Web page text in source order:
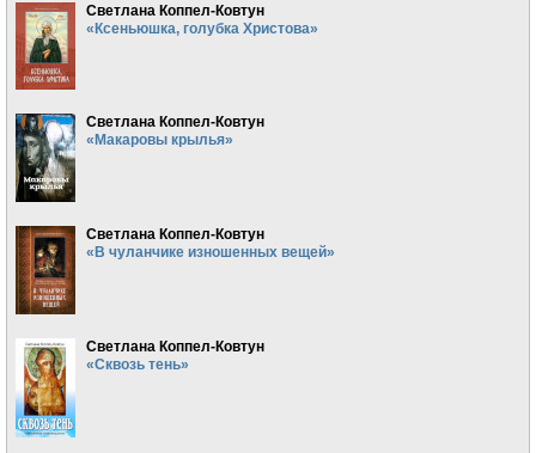
Светлана Коппел-Ковтун
«Ксеньюшка, голубка Христова»
Светлана Коппел-Ковтун
«Макаровы крылья»
Светлана Коппел-Ковтун
«В чуланчике изношенных вещей»
Светлана Коппел-Ковтун
«Сквозь тень»